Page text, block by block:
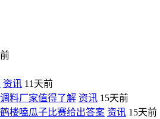
资讯 11天前
料厂家值得了解 资讯 15天前
楼嗑瓜子比赛给出答案 资讯 15天前